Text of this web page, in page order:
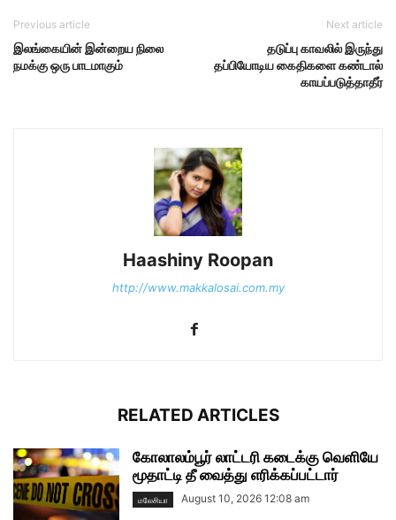
Previous article
இலங்கையின் இன்றைய நிலை
நமக்கு ஒரு பாடமாகும்
Next article
தடுப்பு காவலில் இருந்து
தப்பியோடிய கைதிகளை கண்டால்
காயப்படுத்தாதீர்
Haashiny Roopan
http://www.makkalosai.com.my
RELATED ARTICLES
கோலாலம்பூர் லாட்டரி கடைக்கு வெளியே
மூதாட்டி தீ வைத்து எரிக்கப்பட்டார்
மலேசியா August 10, 2026 12:08 am